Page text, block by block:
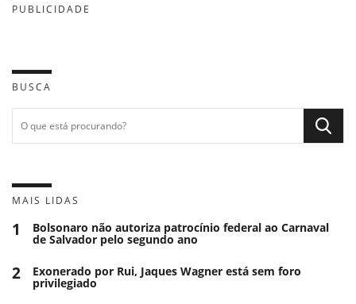
PUBLICIDADE
BUSCA
MAIS LIDAS
1 Bolsonaro não autoriza patrocínio federal ao Carnaval
de Salvador pelo segundo ano
2 Exonerado por Rui, Jaques Wagner está sem foro
privilegiado